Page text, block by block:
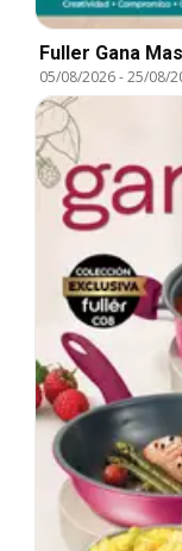
Fuller Gana
05/08/2026-25/08/